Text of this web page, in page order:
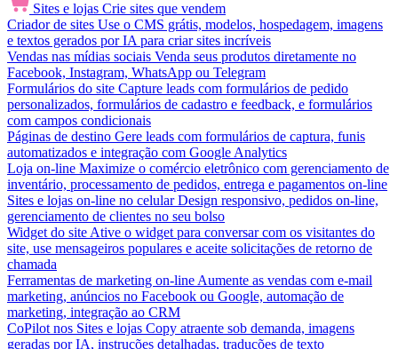
Sites e lojas Crie sites que vendem
Criador de sites Use o CMS grátis, modelos, hospedagem, imagens
e textos gerados por IA para criar sites incríveis
Vendas nas mídias sociais Venda seus produtos diretamente no
Facebook, Instagram, WhatsApp ou Telegram
Formulários do site Capture leads com formulários de pedido
personalizados, formulários de cadastro e feedback, e formulários
com campos condicionais
Páginas de destino Gere leads com formulários de captura, funis
automatizados e integração com Google Analytics
Loja on-line Maximize o comércio eletrônico com gerenciamento de
inventário, processamento de pedidos, entrega e pagamentos on-line
Sites e lojas on-line no celular Design responsivo, pedidos on-line,
gerenciamento de clientes no seu bolso
Widget do site Ative o widget para conversar com os visitantes do
site, use mensageiros populares e aceite solicitações de retorno de
chamada
Ferramentas de marketing on-line Aumente as vendas com e-mail
marketing, anúncios no Facebook ou Google, automação de
marketing, integração ao CRM
CoPilot nos Sites e lojas Copy atraente sob demanda, imagens
geradas por IA, instruções detalhadas, traduções de texto